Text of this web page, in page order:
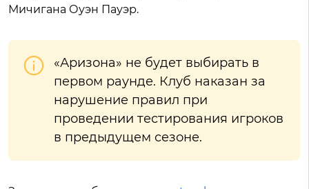
Мичигана Оуэн Пауэр.
«Аризона» не будет выбирать в
первом раунде. Клуб наказан за
нарушение правил при
проведении тестирования игроков
в предыдущем сезоне.